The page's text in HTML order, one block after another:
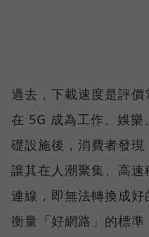
過去，下載速度是評
在 5G 成為工作、娛樂
礎設施後，消費者發
讓其在人潮聚集、高
連線，即無法轉換成好
衡量「好網路」的標